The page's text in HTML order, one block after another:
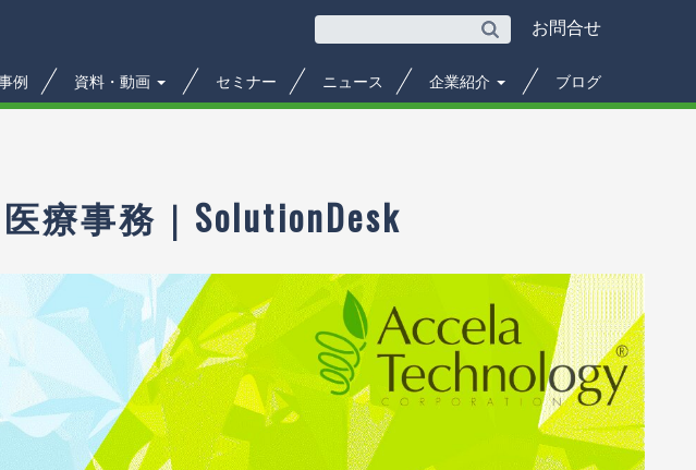
お問合せ
例 資料・動画 セミナー ニュース 企業紹介 ブログ
療事務｜SolutionDesk